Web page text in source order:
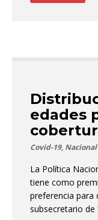
edades
Covid-19, Nacional
La Política
tiene como
preferencia para
subsecretario de